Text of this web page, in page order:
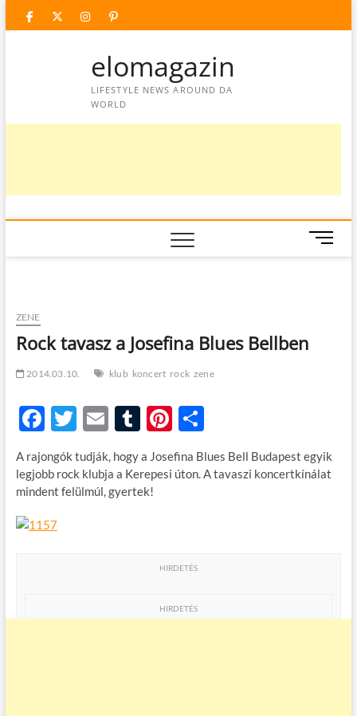
facebooktwitter
instagram
googleplus
pinterest
elomagazin
LIFESTYLE NEWS AROUND DA
WORLD
M
e
ZENE
Rock tavasz a Josefina Blues Bellben
2014.03.10. klub koncert rock zene
F
ac
e
b
o
T
w
itt
er
E
m
ail
T
u
m
bl
Pi
nt
er
O
ss
za
A rajongók tudják, hogy a Josefina Blues Bell Budapest egyik
legjobb rock klubja a Kerepesi úton. A tavaszi koncertkínálat
mindent felülmúl, gyertek!
HIRDETÉS
HIRDETÉS